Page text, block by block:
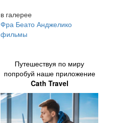
в галерее
Фра Беато Анджелико
фильмы
Путешествуя по миру
попробуй наше приложение
Cath Travel